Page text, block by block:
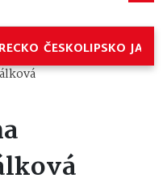
ČESKOLIPSKO